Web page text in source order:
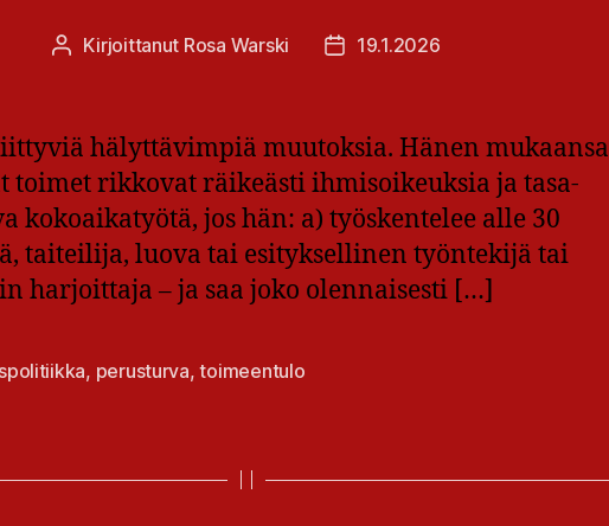
Kirjoittaja
Kirjoittanut Rosa Warski Julkaisupäivämäärä
19.1.2026
hälyttävimpiä muutoksia. Hänen mukaansa
rikkovat räikeästi ihmisoikeuksia ja tasa-
jos hän: a) työskentelee alle 30
taiteilija, luova tai esityksellinen työntekijä tai
harjoittaja – ja saa joko olennaisesti […]
, perusturva,toimeentulo